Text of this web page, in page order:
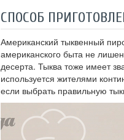
СПОСОБ
Американский тыквенный
американского быта не
десерта. Тыква тоже имеет
используется жителями
если выбрать правильную